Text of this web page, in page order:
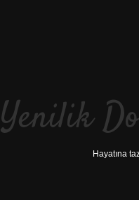
Yenilik
Hayatına